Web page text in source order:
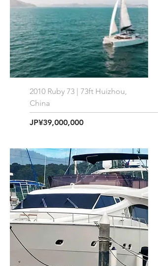
2010 Ruby 73 | 73ft Huizhou,
China
価格
JP¥39,000,000